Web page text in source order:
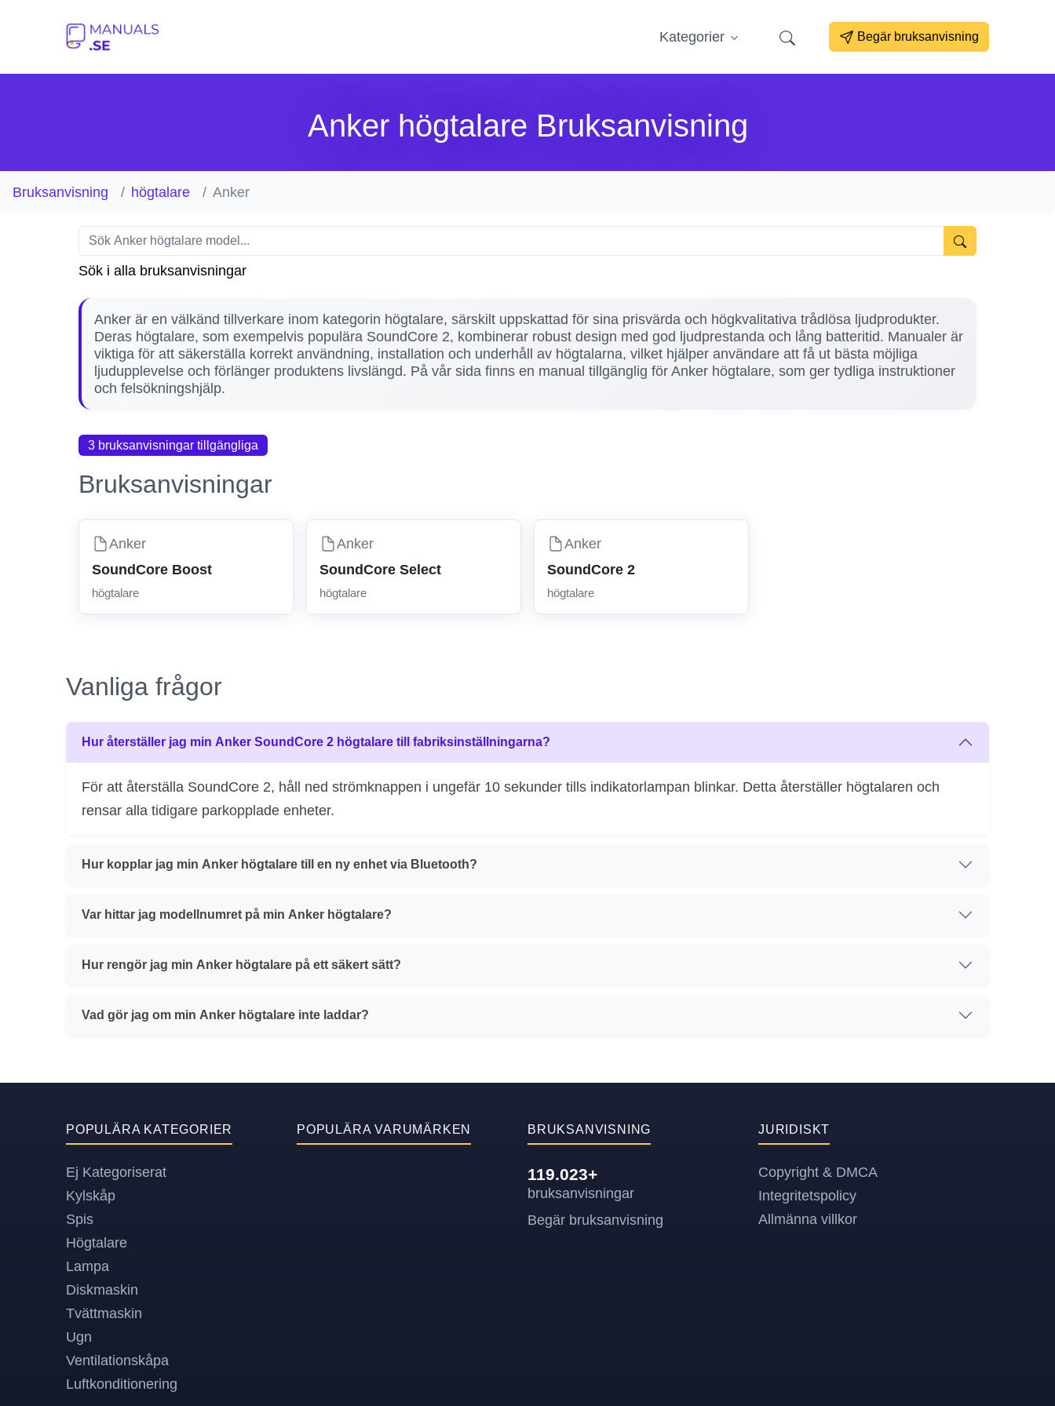
Kategorier Begär bruksanvisning
Anker högtalare Bruksanvisning
Bruksanvisning högtalare Anker
Sök i alla bruksanvisningar
Anker är en välkänd tillverkare inom kategorin högtalare, särskilt uppskattad för sina prisvärda och högkvalitativa trådlösa ljudprodukter.
Deras högtalare, som exempelvis populära SoundCore 2, kombinerar robust design med god ljudprestanda och lång batteritid. Manualer är
viktiga för att säkerställa korrekt användning, installation och underhåll av högtalarna, vilket hjälper användare att få ut bästa möjliga
ljudupplevelse och förlänger produktens livslängd. På vår sida finns en manual tillgänglig för Anker högtalare, som ger tydliga instruktioner
och felsökningshjälp.
3 bruksanvisningar tillgängliga
Bruksanvisningar
Anker
SoundCore Boost
högtalare
Anker
SoundCore Select
högtalare
Anker
SoundCore 2
högtalare
Vanliga frågor
Hur återställer jag min Anker SoundCore 2 högtalare till fabriksinställningarna?
För att återställa SoundCore 2, håll ned strömknappen i ungefär 10 sekunder tills indikatorlampan blinkar. Detta återställer högtalaren och
rensar alla tidigare parkopplade enheter.
Hur kopplar jag min Anker högtalare till en ny enhet via Bluetooth?
Var hittar jag modellnumret på min Anker högtalare?
Hur rengör jag min Anker högtalare på ett säkert sätt?
Vad gör jag om min Anker högtalare inte laddar?
POPULÄRA KATEGORIER
Ej Kategoriserat
Kylskåp
Spis
Högtalare
Lampa
Diskmaskin
Tvättmaskin
Ugn
Ventilationskåpa
Luftkonditionering
POPULÄRA VARUMÄRKEN BRUKSANVISNING
119.023+
bruksanvisningar
Begär bruksanvisning
JURIDISKT
Copyright & DMCA
Integritetspolicy
Allmänna villkor